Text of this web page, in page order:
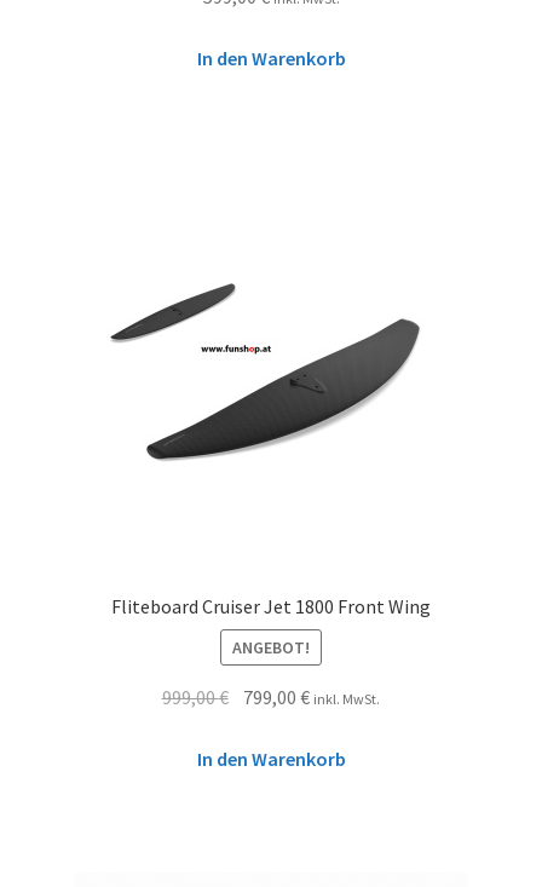
In den Warenkorb
Fliteboard Cruiser Jet 1800 Front Wing
ANGEBOT!
999,00€ 799,00€ inkl. MwSt.
In den Warenkorb